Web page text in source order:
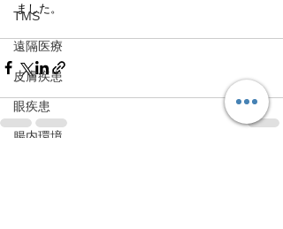
TMS
遠隔医療
皮膚疾患
眼疾患
腸内環境
ました。